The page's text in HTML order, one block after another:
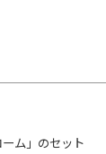
ム」のセット